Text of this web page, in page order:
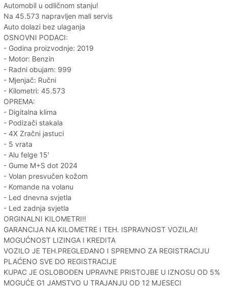
Automobil u odličnom stanju!
Na 45.573 napravljen mali servis
Auto dolazi bez ulaganja
OSNOVNI PODACI:
- Godina proizvodnje: 2019
- Motor: Benzin
- Radni obujam: 999
- Mjenjač: Ručni
- Kilometri: 45.573
OPREMA:
- Digitalna klima
- Podizači stakala
- 4X Zračni jastuci
- 5 vrata
- Alu felge 15'
- Gume M+S dot 2024
- Volan presvučen kožom
- Komande na volanu
- Led dnevna svjetla
- Led zadnja svjetla
ORGINALNI KILOMETRI!!
GARANCIJA NA KILOMETRE I TEH. ISPRAVNOST VOZILA!!
MOGUĆNOST LIZINGA I KREDITA
VOZILO JE TEH.PREGLEDANO I SPREMNO ZA REGISTRACIJU
PLAĆENO SVE DO REGISTRACIJE
KUPAC JE OSLOBOĐEN UPRAVNE PRISTOJBE U IZNOSU OD 5%
MOGUĆE G1 JAMSTVO U TRAJANJU OD 12 MJESECI